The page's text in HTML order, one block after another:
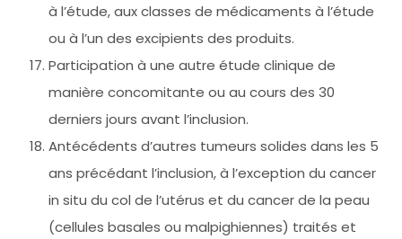
à l’étude, aux classes de médicaments à l’étude
ou à l’un des excipients des produits.
Participation à une autre étude clinique de
manière concomitante ou au cours des 30
derniers jours avant l’inclusion.
Antécédents d’autres tumeurs solides dans les 5
ans précédant l’inclusion, à l’exception du cancer
in situ du col de l’utérus et du cancer de la peau
(cellules basales ou malpighiennes) traités et